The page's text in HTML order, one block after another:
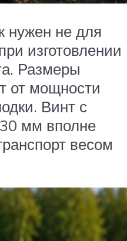
нужен не для
изготовлении
Размеры
от мощности
Винт с
мм вполне
весом